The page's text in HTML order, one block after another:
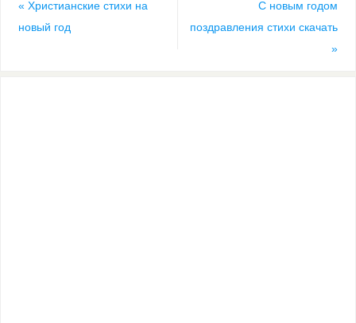
« Христианские стихи на
новый год
С новым годом
поздравления стихи скачать
»